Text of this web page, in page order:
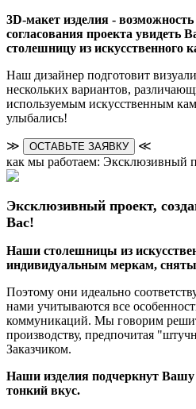
3D-макет изделия -
согласования проекта увидеть
столешницу из искусственного
Наш дизайнер подготовит
нескольких вариантов,
используемым искусственным
улыбались!
≫ ОСТАВЬТЕ ЗАЯВКУ
≪
как мы работаем: Эксклюзивный
Эксклюзивный проект,
Вас!
Наши столешницы из
индивидуальным меркам,
Поэтому они идеально
нами учитываются все
коммуникаций. Мы говорим
производству, предпочитая
Заказчиком.
Наши изделия подчеркнут Вашу
тонкий вкус.